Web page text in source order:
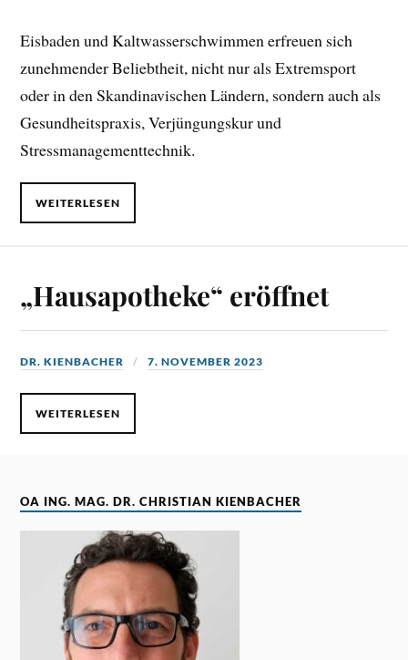
Eisbaden und Kaltwasserschwimmen erfreuen sich
zunehmender Beliebtheit, nicht nur als Extremsport
oder in den Skandinavischen Ländern, sondern auch als
Gesundheitspraxis, Verjüngungskur und
Stressmanagementtechnik.
WEITERLESEN
„Hausapotheke“ eröffnet
DR. KIENBACHER 7. NOVEMBER 2023
WEITERLESEN
OA ING. MAG. DR. CHRISTIAN KIENBACHER